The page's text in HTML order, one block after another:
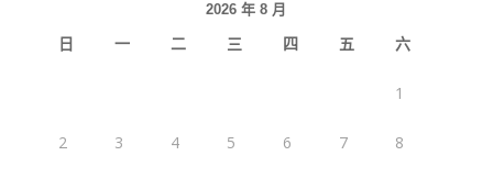
2026 年 8 月
日 一 二 三 四 五 六
1
2 3 4 5 6 7 8